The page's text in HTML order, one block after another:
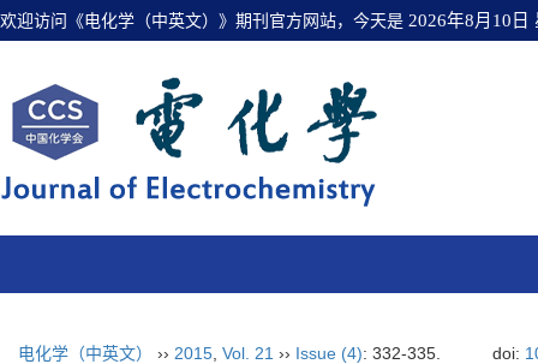
欢迎访问《电化学（中英文）》期刊官方网站，今天是 2026年8月10日
电化学（中英文） ›› 2015 Vol. 21 ›› Issue (4): 332-335. doi: